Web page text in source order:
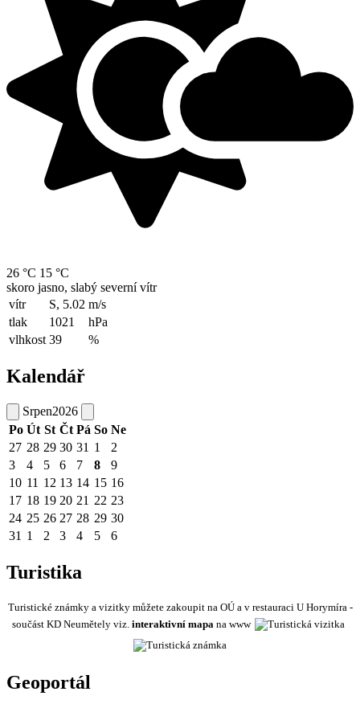
26 °C 15 °C
skoro jasno, slabý severní vítr
vítr
S, 5.02 m/s
tlak
1021
hPa
vlhkost 39 %
Kalendář
Srpen2026
Po Út St Čt Pá So Ne
27 28 29 30 31 1
2
3
4 5 6 7 8
9
10 11 12 13 14 15 16
17 18 19 20 21 22 23
24 25 26 27 28 29 30
31 1 2 3 4 5 6
Turistika
Turistické známky a vizitky můžete zakoupit na OÚ a v restauraci U Horymíra -
součást KD Neumětely viz. interaktivní mapa na www
Geoportál